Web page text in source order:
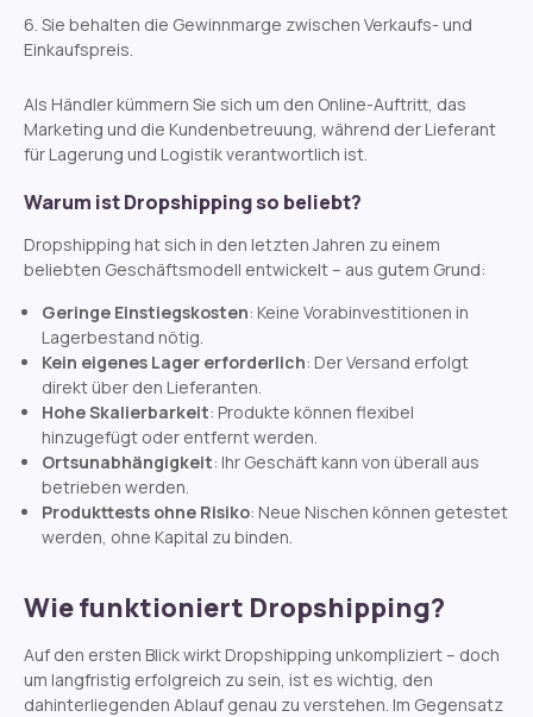
Sie behalten die Gewinnmarge zwischen Verkaufs- und
Einkaufspreis.
Als Händler kümmern Sie sich um den Online-Auftritt, das
Marketing und die Kundenbetreuung, während der Lieferant
für Lagerung und Logistik verantwortlich ist.
Warum ist Dropshipping so beliebt?
Dropshipping hat sich in den letzten Jahren zu einem
beliebten Geschäftsmodell entwickelt – aus gutem Grund:
Geringe Einstiegskosten: Keine Vorabinvestitionen in
Lagerbestand nötig.
Kein eigenes Lager erforderlich: Der Versand erfolgt
direkt über den Lieferanten.
Hohe Skalierbarkeit: Produkte können flexibel
hinzugefügt oder entfernt werden.
Ortsunabhängigkeit: Ihr Geschäft kann von überall aus
betrieben werden.
Produkttests ohne Risiko: Neue Nischen können getestet
werden, ohne Kapital zu binden.
Wie funktioniert Dropshipping?
Auf den ersten Blick wirkt Dropshipping unkompliziert – doch
um langfristig erfolgreich zu sein, ist es wichtig, den
dahinterliegenden Ablauf genau zu verstehen. Im Gegensatz